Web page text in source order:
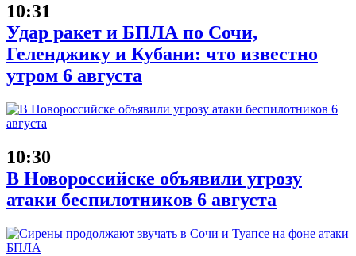
10:31
Удар ракет и БПЛА по Сочи,
Геленджику и Кубани: что известно
утром 6 августа
10:30
В Новороссийске объявили угрозу
атаки беспилотников 6 августа